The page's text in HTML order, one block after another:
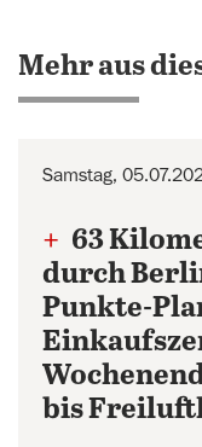
Mehr aus
Samstag,
+ 63
durch
Punkte-
bis